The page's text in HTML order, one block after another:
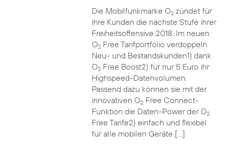
Die Mobilfunkmarke O2zündet für
ihre Kunden die nächste Stufe ihrer
Freiheitsoffensive 2018. Im neuen
O2Free Tarifportfolio verdoppeln
Neu- und Bestandskunden1) dank
O2Free Boost2) für nur 5 Euro ihr
Highspeed-Datenvolumen.
Passend dazu können sie mit der
innovativen O2Free Connect-
Funktion die Daten-Power der O2
Free Tarife2) einfach und flexibel
für alle mobilen Geräte […]